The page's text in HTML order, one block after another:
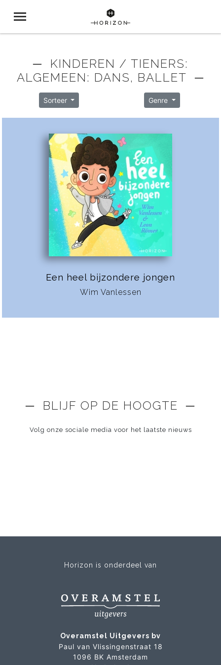
─ KINDEREN / TIENERS:
ALGEMEEN: DANS, BALLET ─
Sorteer Genre
Een heel bijzondere jongen
Wim Vanlessen
─ BLIJF OP DE HOOGTE ─
Volg onze sociale media voor het laatste nieuws
Horizon is onderdeel van
Overamstel Uitgevers bv
Paul van Vlissingenstraat 18
1096 BK Amsterdam